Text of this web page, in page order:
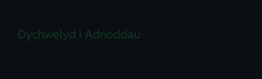
Dychwelyd i Adnoddau